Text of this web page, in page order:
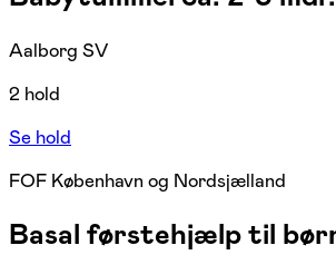
Aalborg SV
2 hold
Se hold
FOF København og Nordsjælland
Basal førstehjælp til